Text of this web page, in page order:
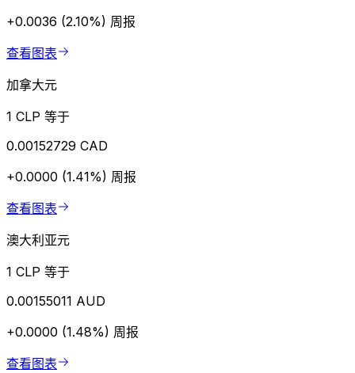
+0.0036 (2.10%) 周报
查看图表
加拿大元
1 CLP 等于
0.00152729 CAD
+0.0000 (1.41%) 周报
查看图表
澳大利亚元
1 CLP 等于
0.00155011 AUD
+0.0000 (1.48%) 周报
查看图表